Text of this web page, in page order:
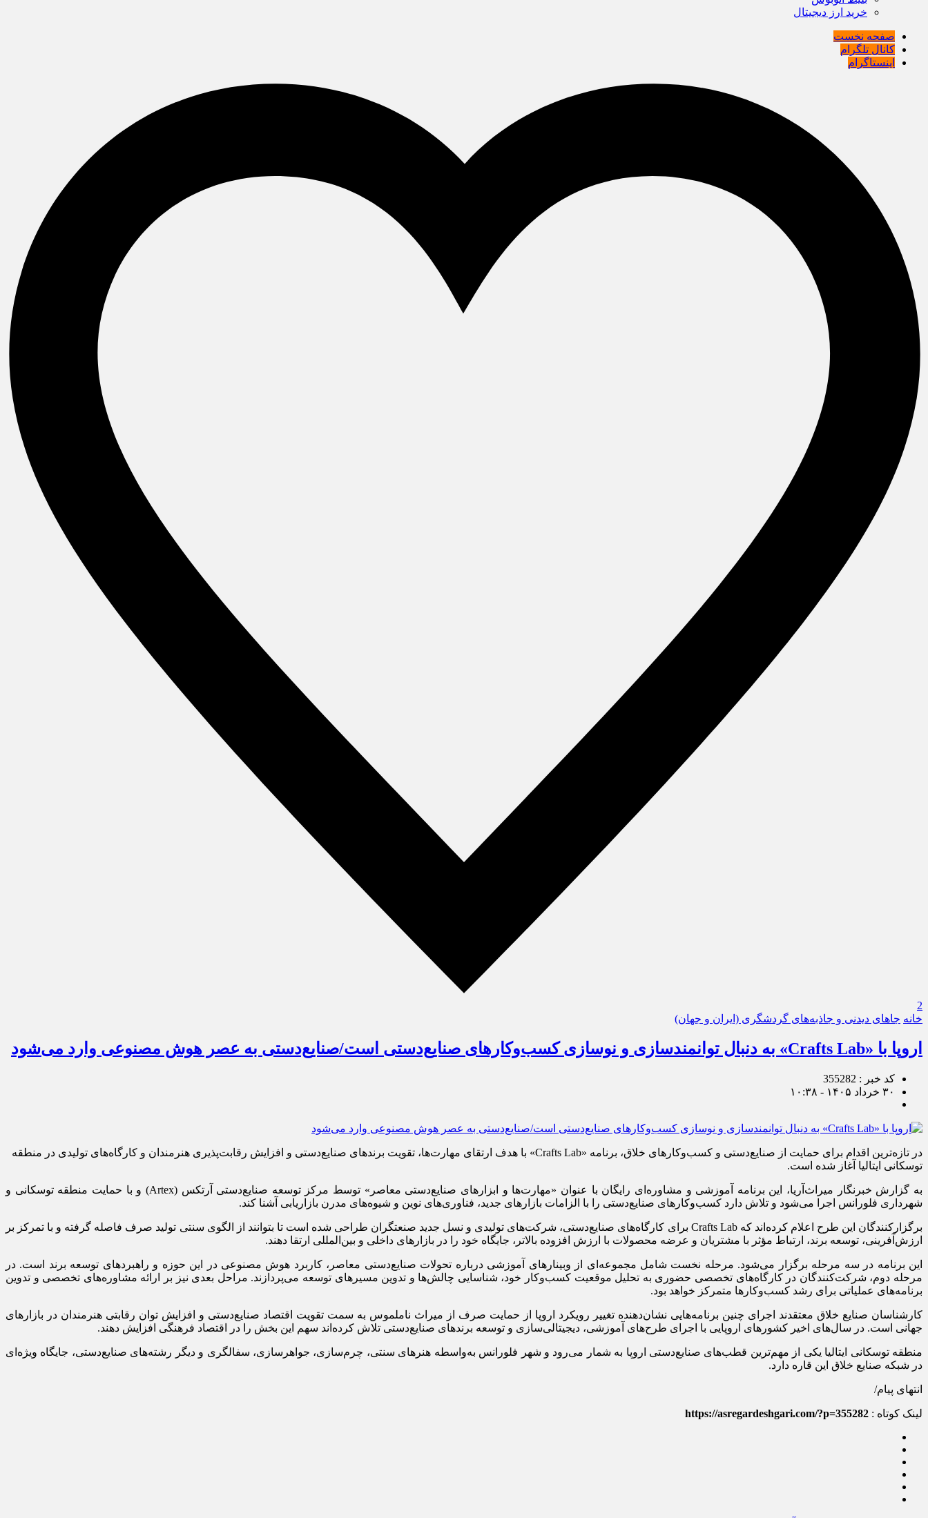
خرید ارز دیجیتال
صفحه نخست
کانال تلگرام
اینستاگرام
2
خانه جاهای دیدنی و جاذبه‌های گردشگری (ایران و جهان)
اروپا با «Crafts Lab» به دنبال توانمندسازی و نوسازی کسب‌وکارهای صنایع‌دستی است/صنایع‌دستی به عصر هوش مصنوعی وارد می‌شود
کد خبر : 355282
۳۰ خرداد ۱۴۰۵ - ۱۰:۳۸
در تازه‌ترین اقدام برای حمایت از صنایع‌دستی و کسب‌وکارهای خلاق، برنامه «Crafts Lab» با هدف ارتقای مهارت‌ها، تقویت برندهای صنایع‌دستی و افزایش رقابت‌پذیری هنرمندان و کارگاه‌های تولیدی در منطقه
توسکانی ایتالیا آغاز شده است.
به گزارش خبرنگار میراث‌آریا، این برنامه آموزشی و مشاوره‌ای رایگان با عنوان «مهارت‌ها و ابزارهای صنایع‌دستی معاصر» توسط مرکز توسعه صنایع‌دستی آرتکس (Artex) و با حمایت منطقه توسکانی و
شهرداری فلورانس اجرا می‌شود و تلاش دارد کسب‌وکارهای صنایع‌دستی را با الزامات بازارهای جدید، فناوری‌های نوین و شیوه‌های مدرن بازاریابی آشنا کند.
برگزارکنندگان این طرح اعلام کرده‌اند که Crafts Lab برای کارگاه‌های صنایع‌دستی، شرکت‌های تولیدی و نسل جدید صنعتگران طراحی شده است تا بتوانند از الگوی سنتی تولید صرف فاصله گرفته و با تمرکز بر
ارزش‌آفرینی، توسعه برند، ارتباط مؤثر با مشتریان و عرضه محصولات با ارزش افزوده بالاتر، جایگاه خود را در بازارهای داخلی و بین‌المللی ارتقا دهند.
این برنامه در سه مرحله برگزار می‌شود. مرحله نخست شامل مجموعه‌ای از وبینارهای آموزشی درباره تحولات صنایع‌دستی معاصر، کاربرد هوش مصنوعی در این حوزه و راهبردهای توسعه برند است. در
مرحله دوم، شرکت‌کنندگان در کارگاه‌های تخصصی حضوری به تحلیل موقعیت کسب‌وکار خود، شناسایی چالش‌ها و تدوین مسیرهای توسعه می‌پردازند. مراحل بعدی نیز بر ارائه مشاوره‌های تخصصی و تدوین
برنامه‌های عملیاتی برای رشد کسب‌وکارها متمرکز خواهد بود.
کارشناسان صنایع خلاق معتقدند اجرای چنین برنامه‌هایی نشان‌دهنده تغییر رویکرد اروپا از حمایت صرف از میراث ناملموس به سمت تقویت اقتصاد صنایع‌دستی و افزایش توان رقابتی هنرمندان در بازارهای
جهانی است. در سال‌های اخیر کشورهای اروپایی با اجرای طرح‌های آموزشی، دیجیتالی‌سازی و توسعه برندهای صنایع‌دستی تلاش کرده‌اند سهم این بخش را در اقتصاد فرهنگی افزایش دهند.
منطقه توسکانی ایتالیا یکی از مهم‌ترین قطب‌های صنایع‌دستی اروپا به شمار می‌رود و شهر فلورانس به‌واسطه هنرهای سنتی، چرم‌سازی، جواهرسازی، سفالگری و دیگر رشته‌های صنایع‌دستی، جایگاه ویژه‌ای
در شبکه صنایع خلاق این قاره دارد.
انتهای پیام/
لینک کوتاه : https://asregardeshgari.com/?p=355282